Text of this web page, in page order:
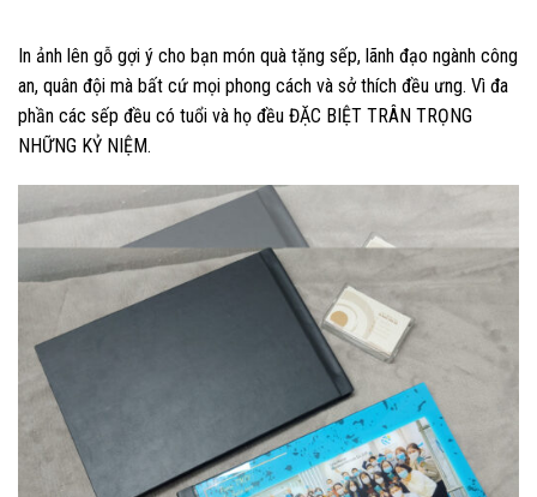
In ảnh lên gỗ gợi ý cho bạn món quà tặng sếp, lãnh đạo ngành công
an, quân đội mà bất cứ mọi phong cách và sở thích đều ưng. Vì đa
phần các sếp đều có tuổi và họ đều ĐẶC BIỆT TRÂN TRỌNG
NHỮNG KỶ NIỆM.